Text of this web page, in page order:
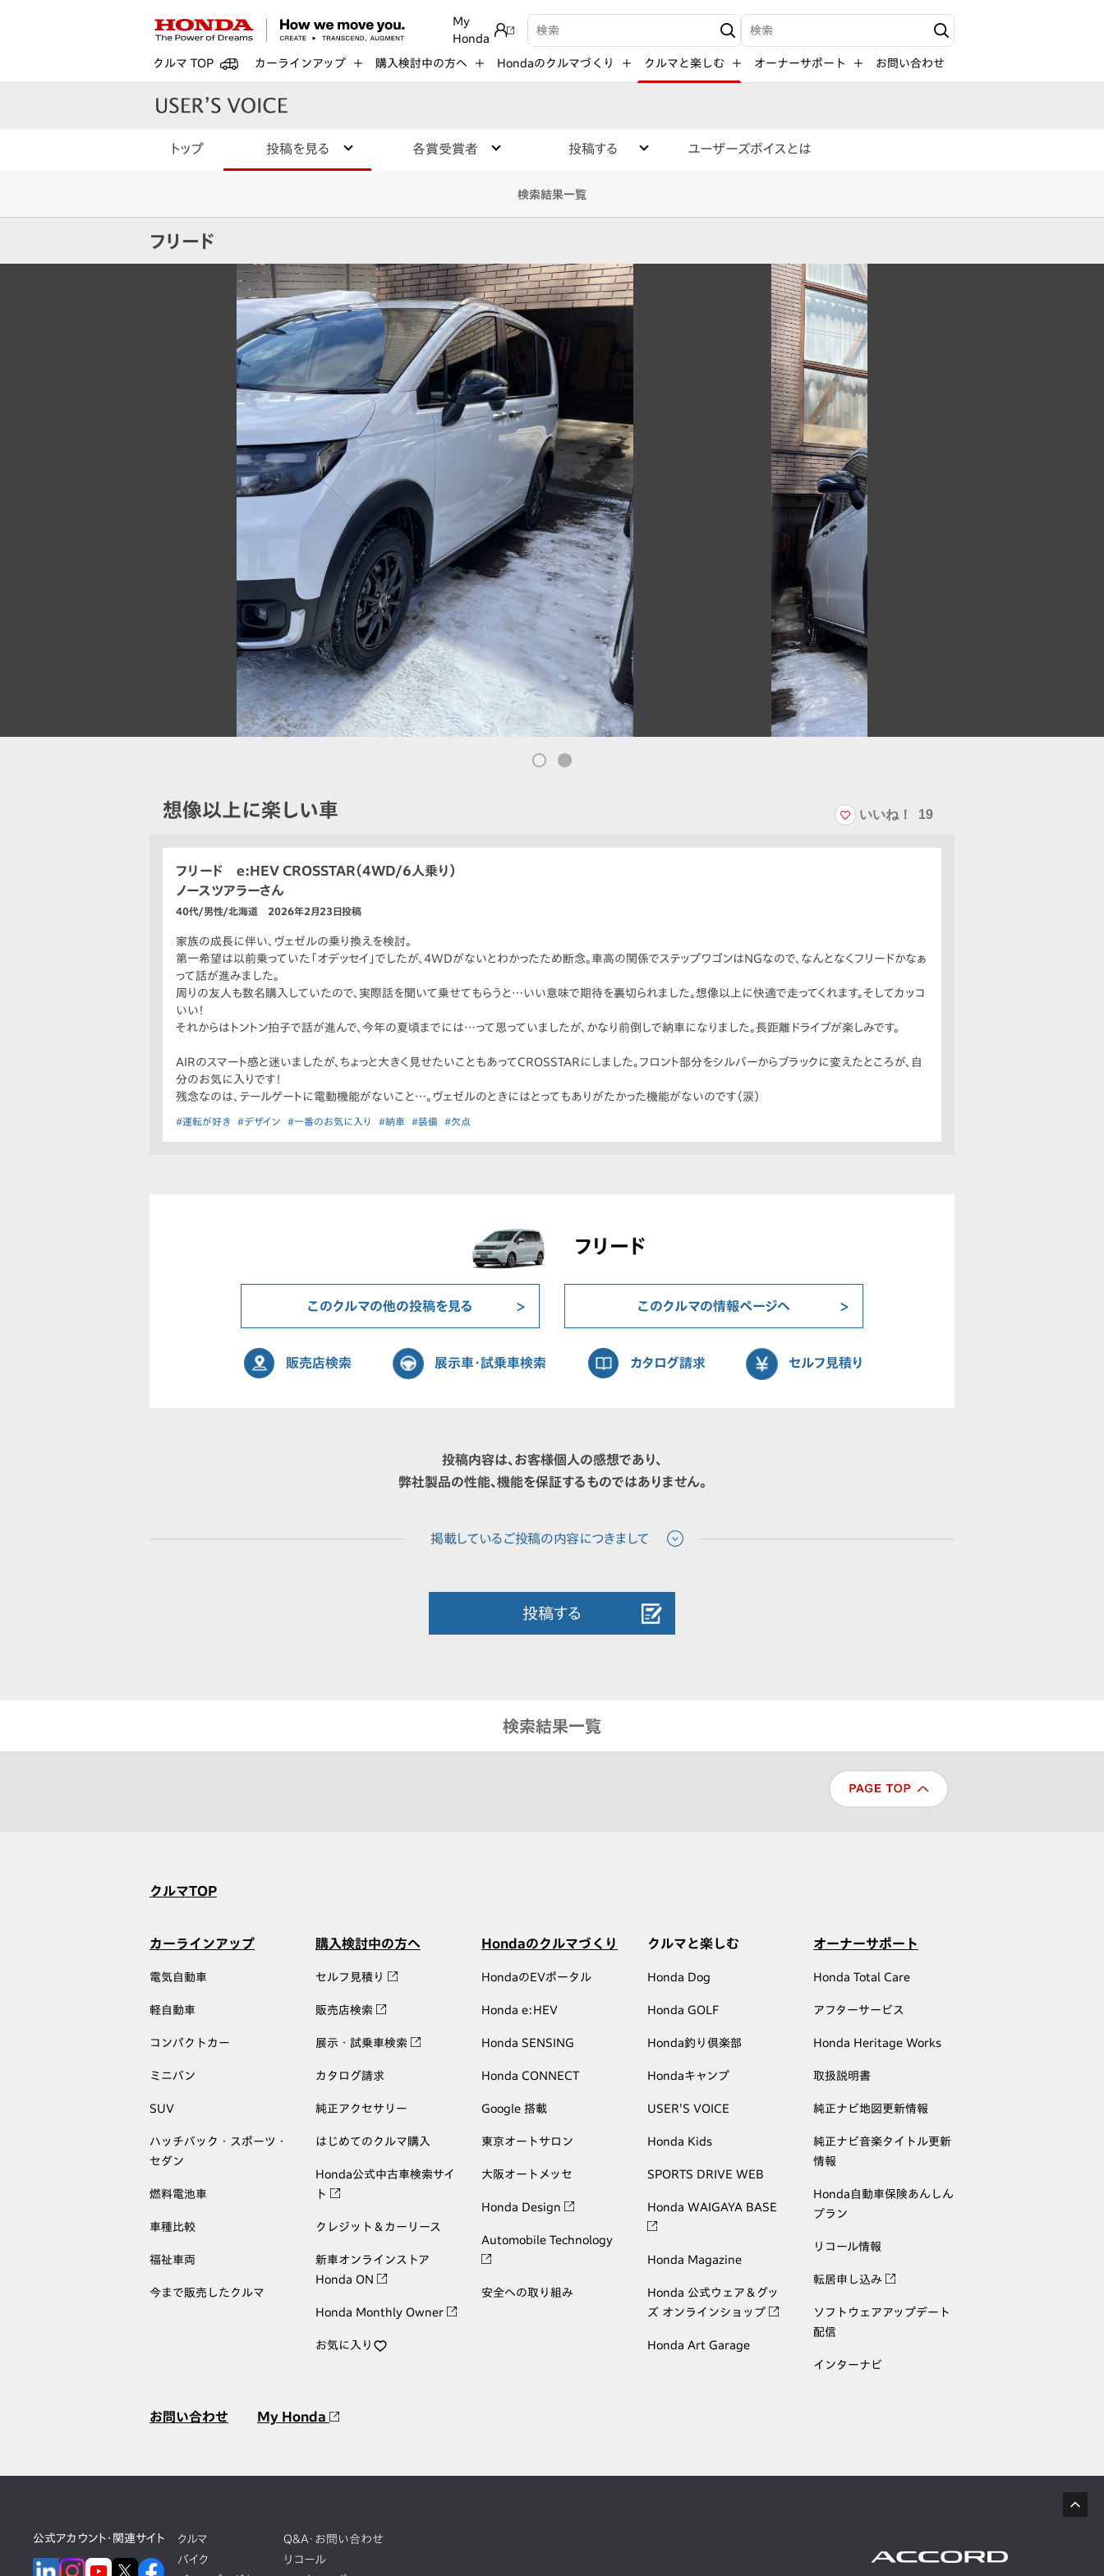
My
Honda
検索キーワード入力 検索キーワード入力
クルマ TOP カーラインアップ 購入検討中の方へ Hondaのクルマづくり クルマと楽しむ オーナーサポート お問い合わせ
トップ 投稿を見る 各賞受賞者 投稿する ユーザーズボイスとは
検索結果一覧
フリード
想像以上に楽しい車 いいね！ 19
フリード e:HEV CROSSTAR（4WD/6人乗り）
ノースツアラーさん
40代/男性/北海道 2026年2月23日投稿
家族の成長に伴い、ヴェゼルの乗り換えを検討。
第一希望は以前乗っていた「オデッセイ」でしたが、4WDがないとわかったため断念。車高の関係でステップワゴンはNGなので、なんとなくフリードかなぁ
って話が進みました。
周りの友人も数名購入していたので、実際話を聞いて乗せてもらうと…いい意味で期待を裏切られました。想像以上に快適で走ってくれます。そしてカッコ
いい！
それからはトントン拍子で話が進んで、今年の夏頃までには…って思っていましたが、かなり前倒しで納車になりました。長距離ドライブが楽しみです。
AIRのスマート感と迷いましたが、ちょっと大きく見せたいこともあってCROSSTARにしました。フロント部分をシルバーからブラックに変えたところが、自
分のお気に入りです！
残念なのは、テールゲートに電動機能がないこと…。ヴェゼルのときにはとってもありがたかった機能がないのです（涙）
#運転が好き #デザイン #一番のお気に入り #納車 #装備 #欠点
フリード
このクルマの他の投稿を見る このクルマの情報ページへ
販売店検索 展示車・試乗車検索 カタログ請求 セルフ見積り
投稿内容は、お客様個人の感想であり、
弊社製品の性能、機能を保証するものではありません。
投稿する
検索結果一覧
クルマTOP
カーラインアップ
電気自動車
軽自動車
コンパクトカー
ミニバン
SUV
ハッチバック・スポーツ・
セダン
燃料電池車
車種比較
福祉車両
今まで販売したクルマ
購入検討中の方へ
セルフ見積り
販売店検索
展示・試乗車検索
カタログ請求
純正アクセサリー
はじめてのクルマ購入
Honda公式中古車検索サイ
ト
クレジット＆カーリース
新車オンラインストア
Honda ON
Honda Monthly Owner
お気に入り
Hondaのクルマづくり
HondaのEVポータル
Honda e:HEV
Honda SENSING
Honda CONNECT
Google 搭載
東京オートサロン
大阪オートメッセ
Honda Design
Automobile Technology
安全への取り組み
クルマと楽しむ
Honda Dog
Honda GOLF
Honda釣り倶楽部
Hondaキャンプ
USER'S VOICE
Honda Kids
SPORTS DRIVE WEB
Honda WAIGAYA BASE
Honda Magazine
Honda 公式ウェア＆グッ
ズ オンラインショップ
Honda Art Garage
オーナーサポート
Honda Total Care
アフターサービス
Honda Heritage Works
取扱説明書
純正ナビ地図更新情報
純正ナビ音楽タイトル更新
情報
Honda自動車保険あんしん
プラン
リコール情報
転居申し込み
ソフトウェアアップデート
配信
インターナビ
お問い合わせ My Honda
公式アカウント・関連サイト
クルマ
バイク
Q&A・お問い合わせ
リコール